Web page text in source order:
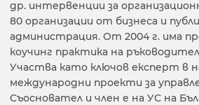
др. интервенции за
80 организации от бизнеса и
администрация. От 2004 г. има
коучинг практика на
Участва като ключов експерт в
международни проекти за
Съосновател и член е на УС на